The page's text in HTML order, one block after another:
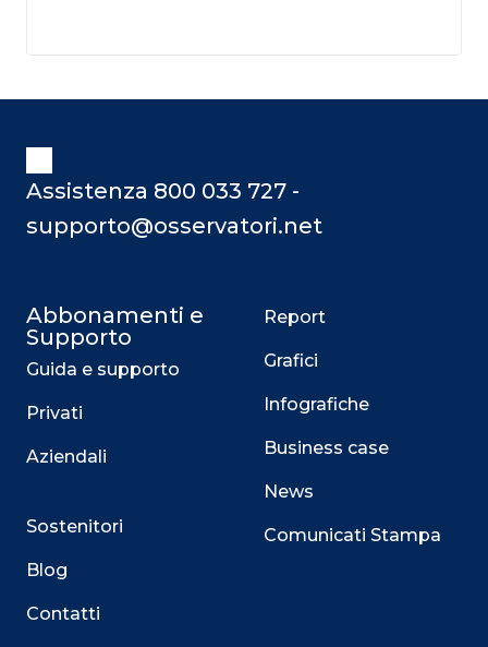
Assistenza 800 033 727 -
supporto@osservatori.net
Abbonamenti e
Supporto
Guida e supporto
Privati
Aziendali
Sostenitori
Blog
Contatti
Report
Grafici
Infografiche
Business case
News
Comunicati Stampa